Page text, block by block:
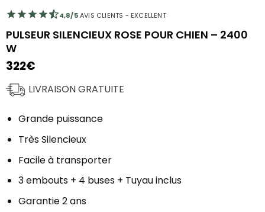
4,8/5AVIS CLIENTS - EXCELLENT
PULSEUR SILENCIEUX ROSE POUR CHIEN – 2400
W
322€
LIVRAISON GRATUITE
Grande puissance
Très Silencieux
Facile à transporter
3 embouts + 4 buses + Tuyau inclus
Garantie 2 ans